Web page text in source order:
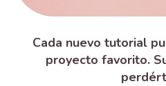
Cada nuevo tutorial
proyecto favorito.